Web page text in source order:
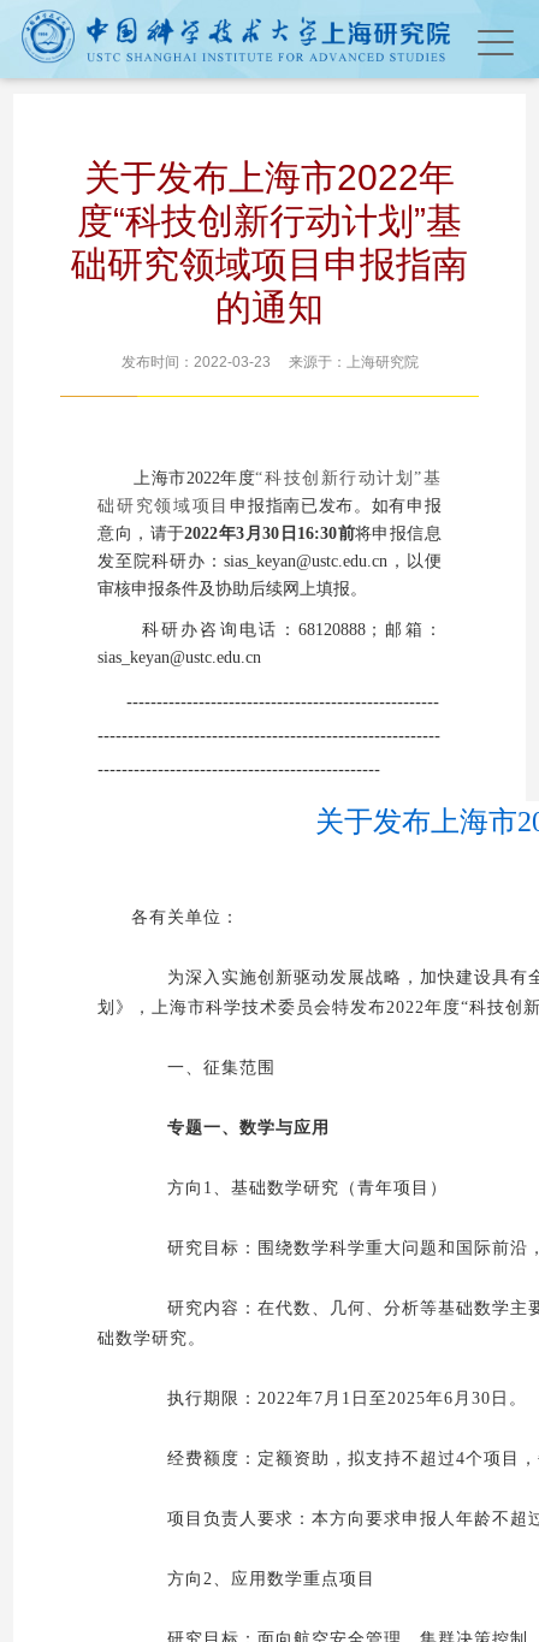
关于发布上海市2022年
度“科技创新行动计划”基
础研究领域项目申报指南
的通知
发布时间：2022-03-23 来源于：上海研究院
上海市2022年度“科技创新行动计划”基
础研究领域项目申报指南已发布。 如有申报
意向， 请于2022年3月30日16:30前将申报信息
发至院科研办：sias_keyan@ustc.edu.cn， 以便
审核申报条件及协助后续网上填报。
科研办咨询 电话：68120888； 邮箱：
sias_keyan@ustc.edu.cn
----------------------------------------------------
---------------------------------------------------------
-----------------------------------------------
关于发布上海市
各有关单位：
为深入实施创新驱动发展战略，加快建设具有
划》，上海市科学技术委员会特发布2022年度“科技创
一、征集范围
专题一、数学与应用
方向1、基础数学研究（青年项目）
研究目标：围绕数学科学重大问题和国际前沿
研究内容：在代数、几何、分析等基础数学主
础数学研究。
执行期限：2022年7月1日至2025年6月30日。
经费额度：定额资助，拟支持不超过4个项目，
项目负责人要求：本方向要求申报人年龄不超
方向2、应用数学重点项目
研究目标：面向航空安全管理、集群决策控制